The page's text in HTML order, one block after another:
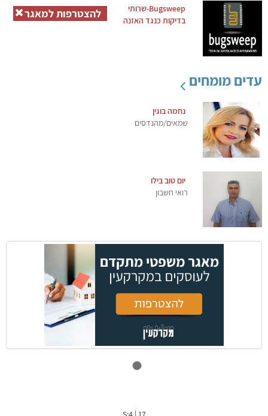
Bugsweep-שרותי
בדיקות כנגד האזנה
עדים מומחים
נחמה בוגין
שמאים/מהנדסים
יום טוב בילו
רואי חשבון
להצטרפות למאגר